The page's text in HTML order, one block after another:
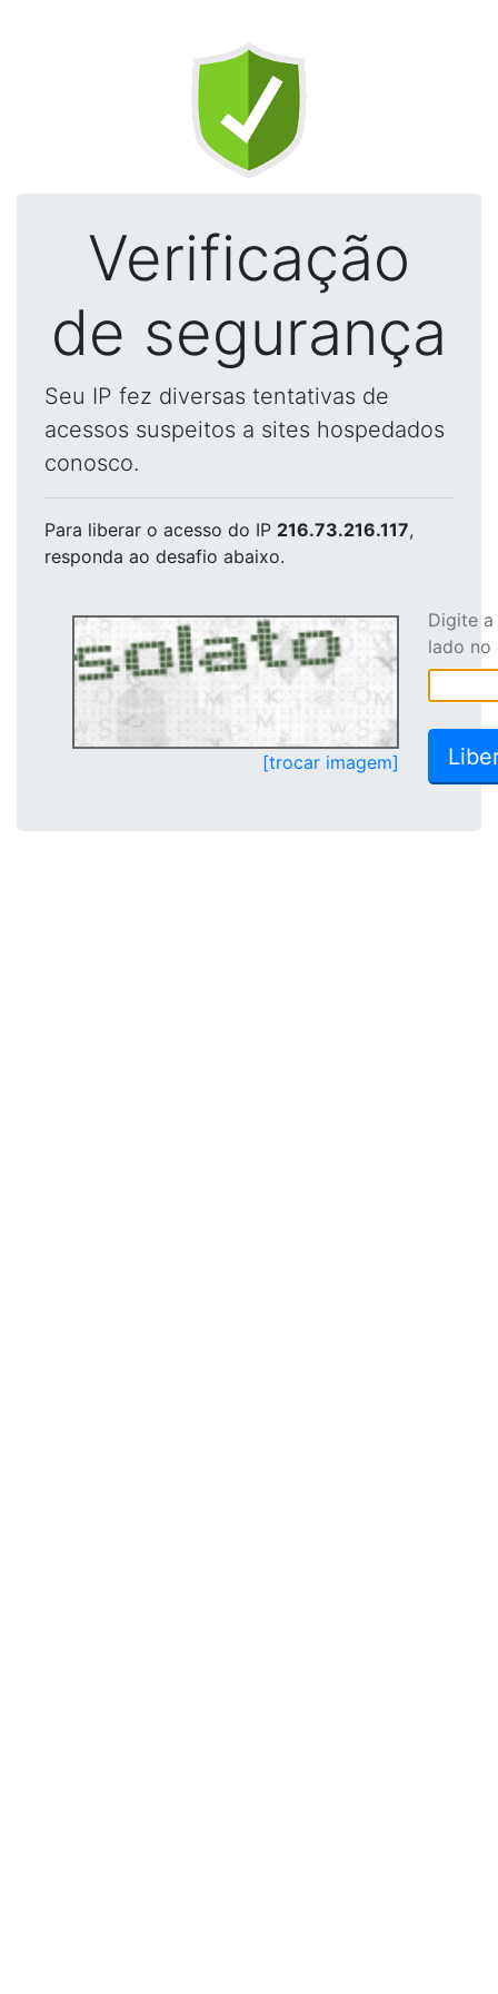
Verificação
de segurança
Seu IP fez diversas tentativas de
acessos suspeitos a sites hospedados
conosco.
Para liberar o acesso do IP 216.73.216.117,
responda ao desafio abaixo.
[trocar imagem]
Digite
lado no